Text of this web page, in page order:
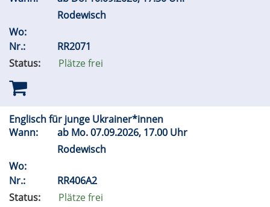
Rodewisch
Wo:
Nr.:
RR2071
Status:
Plätze frei
Englisch für junge Ukrainer*innen
Wann:
ab Mo.07.09.2026, 17.00 Uhr
Rodewisch
Wo:
Nr.:
RR406A2
Status:
Plätze frei